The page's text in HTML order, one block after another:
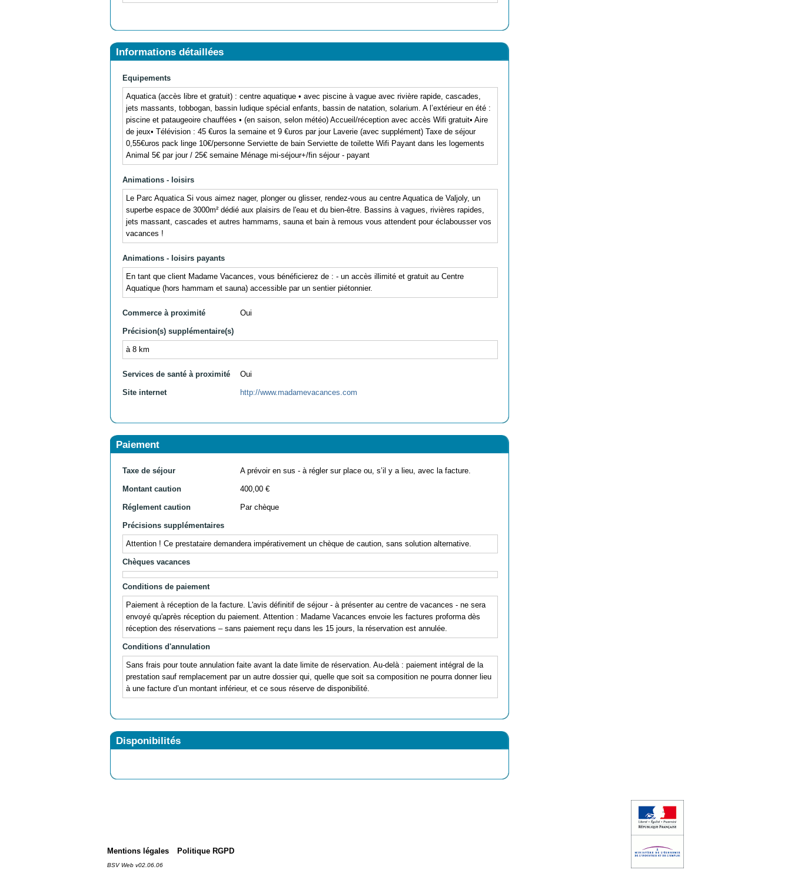
Informations détaillées
Equipements
Aquatica (accès libre et gratuit) : centre aquatique • avec piscine à vague avec rivière rapide, cascades,
jets massants, tobbogan, bassin ludique spécial enfants, bassin de natation, solarium. A l’extérieur en été :
piscine et pataugeoire chauffées • (en saison, selon météo) Accueil/réception avec accès Wifi gratuit• Aire
de jeux• Télévision : 45 €uros la semaine et 9 €uros par jour Laverie (avec supplément) Taxe de séjour
0,55€uros pack linge 10€/personne Serviette de bain Serviette de toilette Wifi Payant dans les logements
Animal 5€ par jour / 25€ semaine Ménage mi-séjour+/fin séjour - payant
Animations - loisirs
Le Parc Aquatica Si vous aimez nager, plonger ou glisser, rendez-vous au centre Aquatica de Valjoly, un
superbe espace de 3000m² dédié aux plaisirs de l'eau et du bien-être. Bassins à vagues, rivières rapides,
jets massant, cascades et autres hammams, sauna et bain à remous vous attendent pour éclabousser vos
vacances !
Animations - loisirs payants
En tant que client Madame Vacances, vous bénéficierez de : - un accès illimité et gratuit au Centre
Aquatique (hors hammam et sauna) accessible par un sentier piétonnier.
Commerce à proximité Oui
Précision(s) supplémentaire(s)
à 8 km
Services de santé à proximité Oui
Site internet http://www.madamevacances.com
Paiement
Taxe de séjour A prévoir en sus - à régler sur place ou, s’il y a lieu, avec la facture.
Montant caution 400,00 €
Réglement caution Par chèque
Précisions supplémentaires
Attention ! Ce prestataire demandera impérativement un chèque de caution, sans solution alternative.
Chèques vacances
Conditions de paiement
Paiement à réception de la facture. L'avis définitif de séjour - à présenter au centre de vacances - ne sera
envoyé qu'après réception du paiement. Attention : Madame Vacances envoie les factures proforma dès
réception des réservations – sans paiement reçu dans les 15 jours, la réservation est annulée.
Conditions d'annulation
Sans frais pour toute annulation faite avant la date limite de réservation. Au-delà : paiement intégral de la
prestation sauf remplacement par un autre dossier qui, quelle que soit sa composition ne pourra donner lieu
à une facture d’un montant inférieur, et ce sous réserve de disponibilité.
Disponibilités
Mentions légales Politique RGPD
BSV Web v02.06.06